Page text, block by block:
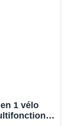
1 vélo